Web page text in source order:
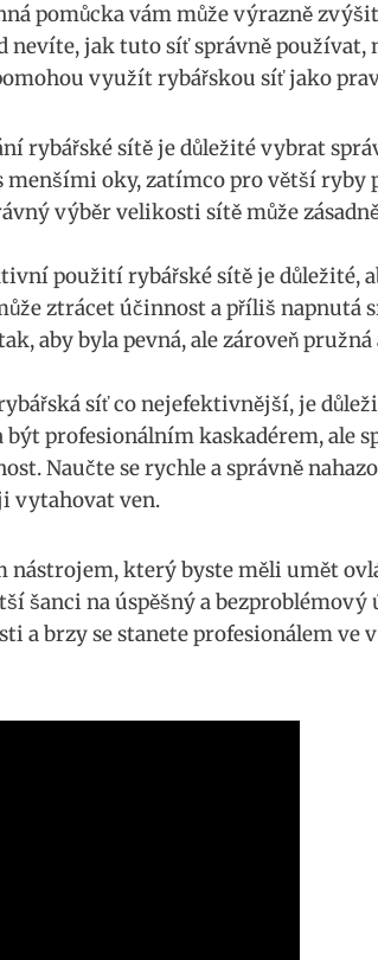
pomůcka vám může výrazně
nevíte, jak tuto síť‌ správně používat,
využít rybářskou síť jako
rybářské sítě⁢ je⁤ důležité vybrat
oky, zatímco pro⁢ větší ryby
výběr​ velikosti​ sítě může
použití rybářské sítě​ je důležité,
ztrácet účinnost a příliš napnutá
aby byla pevná, ale ⁣zároveň pružná
síť‍ co‌ nejefektivnější, je
profesionálním kaskadérem, ale
Naučte se rychle a ‍správně
vytahovat ven.
nástrojem, který byste měli umět
šanci na úspěšný a bezproblémový
a brzy se stanete profesionálem ve